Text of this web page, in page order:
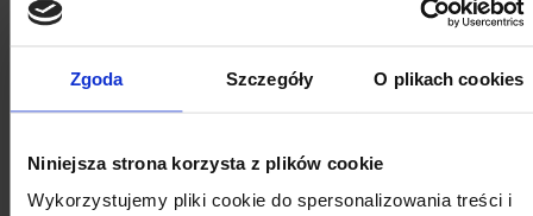
Zgoda Szczegóły O plikach cookies
Niniejsza strona korzysta z plików cookie
Wykorzystujemy pliki cookie do spersonalizowania treści i